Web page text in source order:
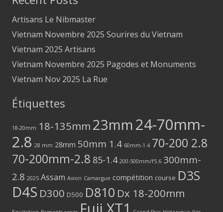
Artisans Le Nibmaster
Vietnam Novembre 2025 Sourires du Vietnam
Vietnam 2025 Artisans
Vietnam Novembre 2025 Pagodes et Monuments
Vietnam Nov 2025 La Rue
Étiquettes
18-20mm 18-135mm 23mm24-70mm-
2.8 28 mm 28mm 50mm 1.4 60mm-1.4 70-200 2.8
70-200mm-2.8 85-1.4 200-500mm/f5.6 300mm-
2.8 2025 Assam Avion Camargue compétition course D3S
D4S D300 D500 D810 Dx 18-200mm